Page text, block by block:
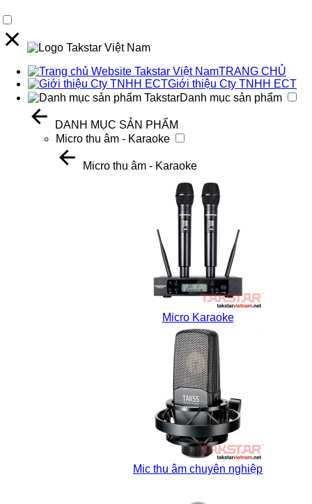
TRANG CHỦ
Giới thiệu Cty TNHH ECT
Danh mục sản phẩm
DANH MỤC SẢN PHẨM
Micro thu âm - Karaoke
Micro thu âm - Karaoke
Micro Karaoke
Mic thu âm chuyên nghiệp